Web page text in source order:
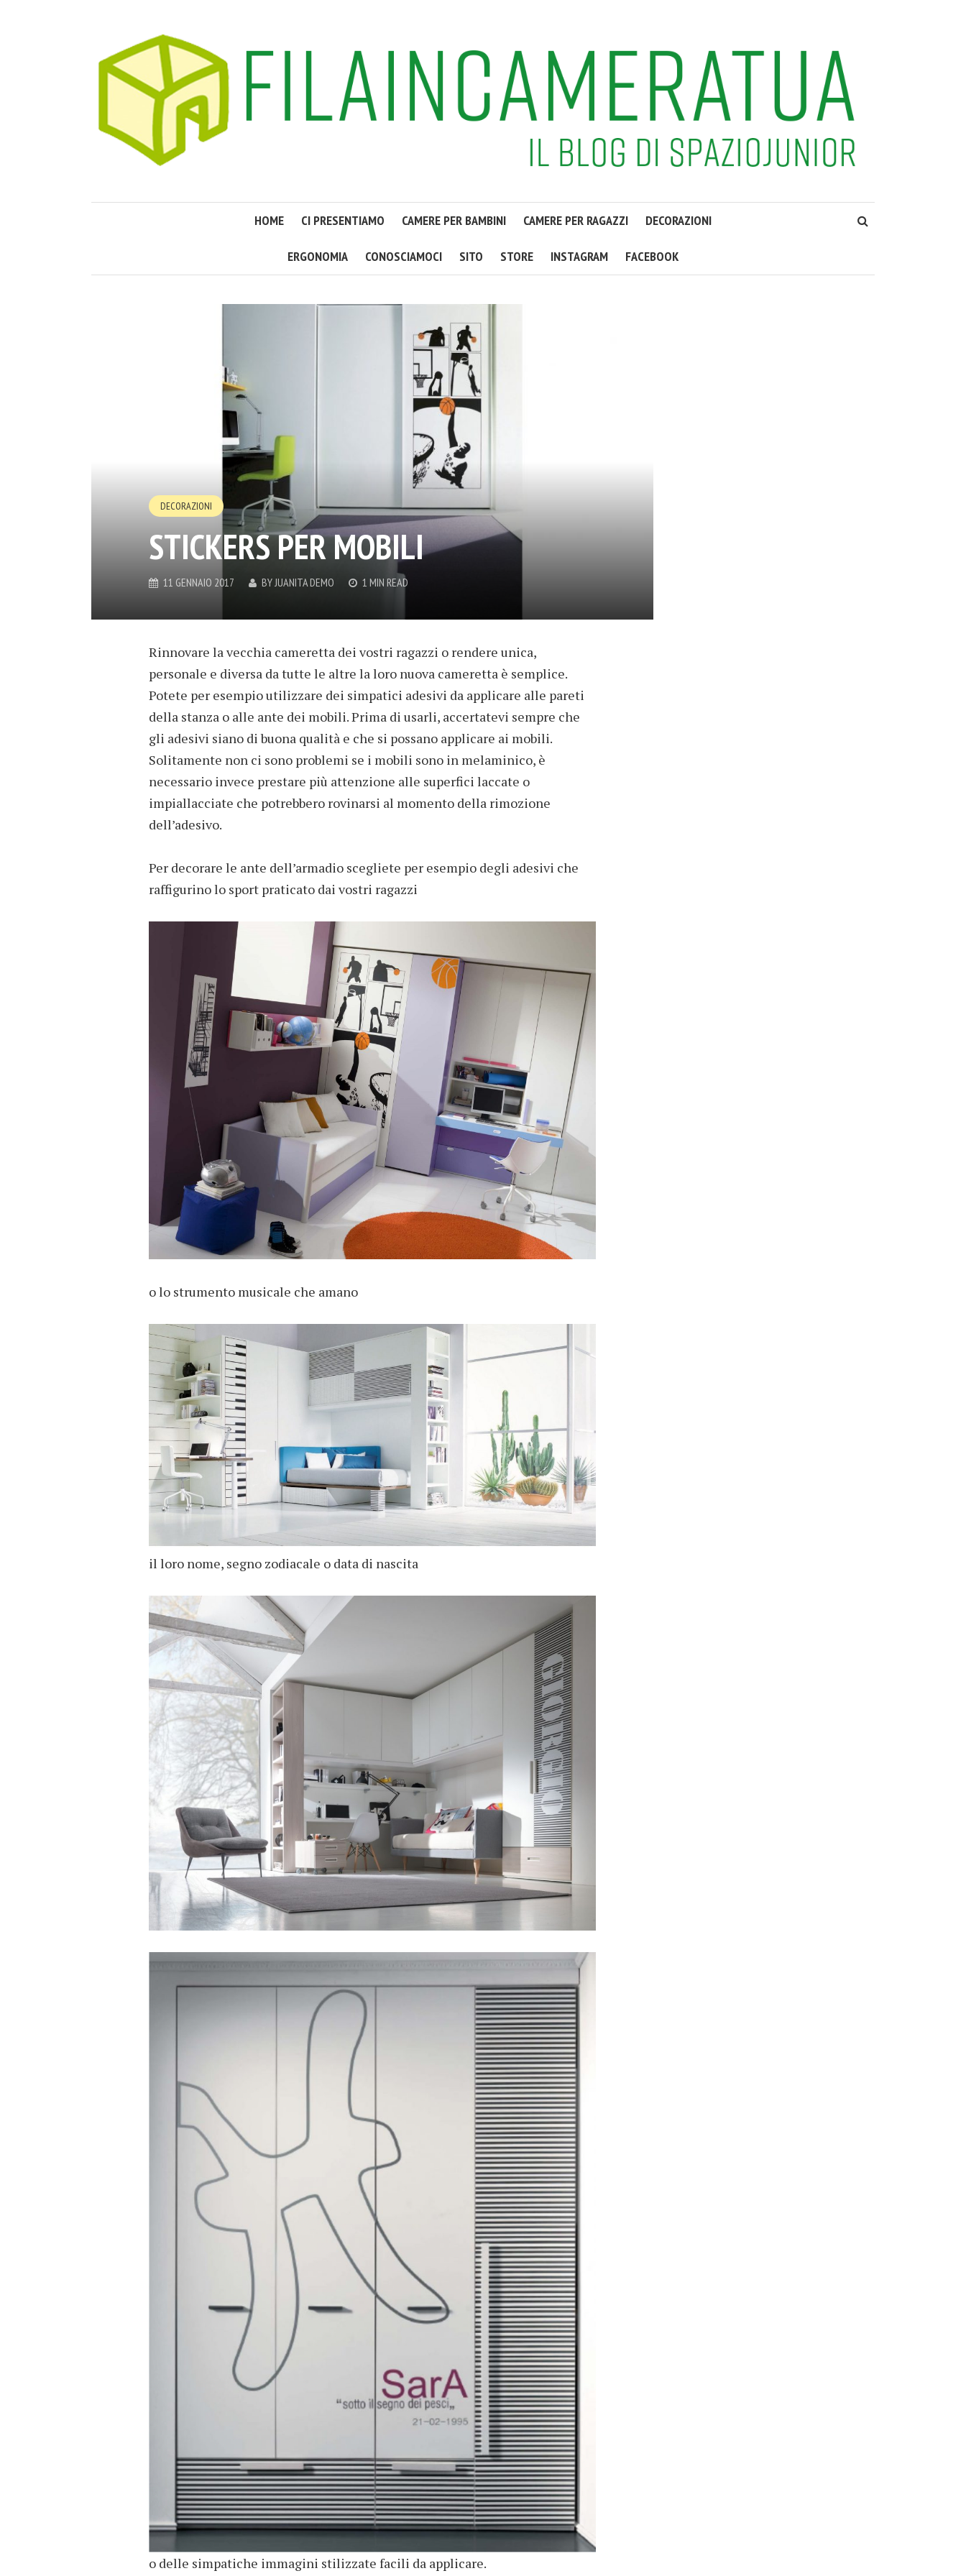
HOME CI PRESENTIAMO CAMERE PER BAMBINI CAMERE PER RAGAZZI DECORAZIONI
ERGONOMIA CONOSCIAMOCI SITO STORE INSTAGRAM FACEBOOK
DECORAZIONI
STICKERS PER MOBILI
11 GENNAIO 2017 BYJUANITA DEMO 1 MIN READ
Rinnovare la vecchia cameretta dei vostri ragazzi o rendere unica,
personale e diversa da tutte le altre la loro nuova cameretta è semplice.
Potete per esempio utilizzare dei simpatici adesivi da applicare alle pareti
della stanza o alle ante dei mobili. Prima di usarli, accertatevi sempre che
gli adesivi siano di buona qualità e che si possano applicare ai mobili.
Solitamente non ci sono problemi se i mobili sono in melaminico, è
necessario invece prestare più attenzione alle superfici laccate o
impiallacciate che potrebbero rovinarsi al momento della rimozione
dell’adesivo.
Per decorare le ante dell’armadio scegliete per esempio degli adesivi che
raffigurino lo sport praticato dai vostri ragazzi
o lo strumento musicale che amano
il loro nome, segno zodiacale o data di nascita
o delle simpatiche immagini stilizzate facili da applicare.